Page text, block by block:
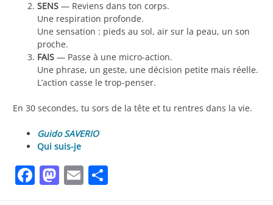
SENS — Reviens dans ton corps.
Une respiration profonde.
Une sensation : pieds au sol, air sur la peau, un son
proche.
FAIS — Passe à une micro-action.
Une phrase, un geste, une décision petite mais réelle.
L’action casse le trop-penser.
En 30 secondes, tu sors de la tête et tu rentres dans la vie.
Guido SAVERIO
Qui suis-je
Facebook
Mastodon
Email